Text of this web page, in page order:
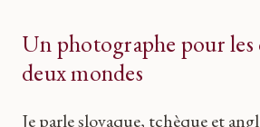
Un photographe pour les
deux mondes
Je parle slovaque, tchèque et